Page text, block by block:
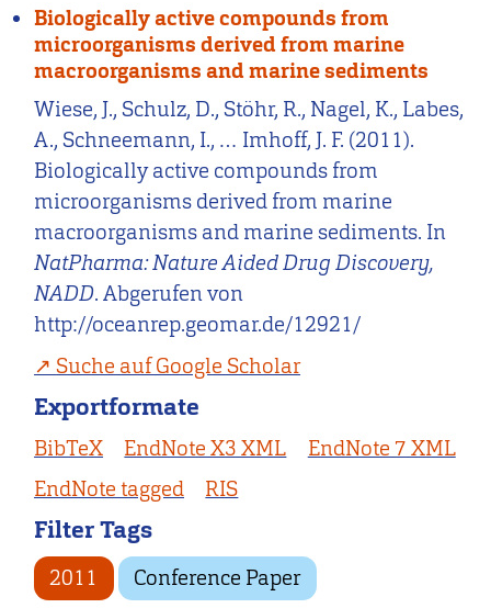
Biologically active compounds from
microorganisms derived from marine
macroorganisms and marine sediments
Wiese, J., Schulz, D., Stöhr, R., Nagel, K., Labes,
A., Schneemann, I., … Imhoff, J. F. (2011).
Biologically active compounds from
microorganisms derived from marine
macroorganisms and marine sediments. In
NatPharma: Nature Aided Drug Discovery,
NADD. Abgerufen von
http://oceanrep.geomar.de/12921/
Suche auf Google Scholar
Exportformate
BibTeX EndNote X3 XML
EndNote 7 XML
EndNote tagged
RIS
Filter Tags
2011 Conference Paper